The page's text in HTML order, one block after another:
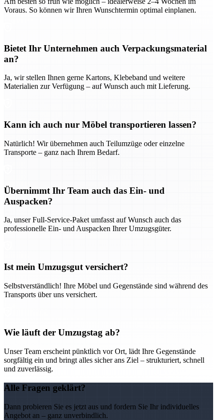
Voraus. So können wir Ihren Wunschtermin optimal einplanen.
Bietet Ihr Unternehmen auch Verpackungsmaterial
an?
Ja, wir stellen Ihnen gerne Kartons, Klebeband und weitere
Materialien zur Verfügung – auf Wunsch auch mit Lieferung.
Kann ich auch nur Möbel transportieren lassen?
Natürlich! Wir übernehmen auch Teilumzüge oder einzelne
Transporte – ganz nach Ihrem Bedarf.
Übernimmt Ihr Team auch das Ein- und
Auspacken?
Ja, unser Full-Service-Paket umfasst auf Wunsch auch das
professionelle Ein- und Auspacken Ihrer Umzugsgüter.
Ist mein Umzugsgut versichert?
Selbstverständlich! Ihre Möbel und Gegenstände sind während des
Transports über uns versichert.
Wie läuft der Umzugstag ab?
Unser Team erscheint pünktlich vor Ort, lädt Ihre Gegenstände
sorgfältig ein und bringt alles sicher ans Ziel – strukturiert, schnell
und zuverlässig.
Alle Fragen geklärt?
Dann probieren Sie es jetzt aus und fordern Sie Ihr individuelles
Angebot an – ganz unverbindlich.